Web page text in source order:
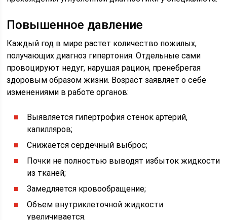
Повышенное давление
Каждый год в мире растет количество пожилых,
получающих диагноз гипертония. Отдельные сами
провоцируют недуг, нарушая рацион, пренебрегая
здоровым образом жизни. Возраст заявляет о себе
изменениями в работе органов:
Выявляется гипертрофия стенок артерий,
капилляров;
Снижается сердечный выброс;
Почки не полностью выводят избыток жидкости
из тканей;
Замедляется кровообращение;
Объем внутриклеточной жидкости
увеличивается.